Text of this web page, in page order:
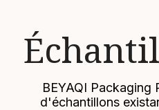
BEYAQI Packaging
d'échantillons